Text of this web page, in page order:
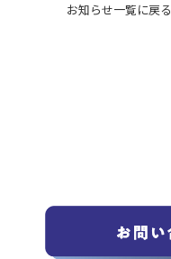
お知らせ一覧に戻る